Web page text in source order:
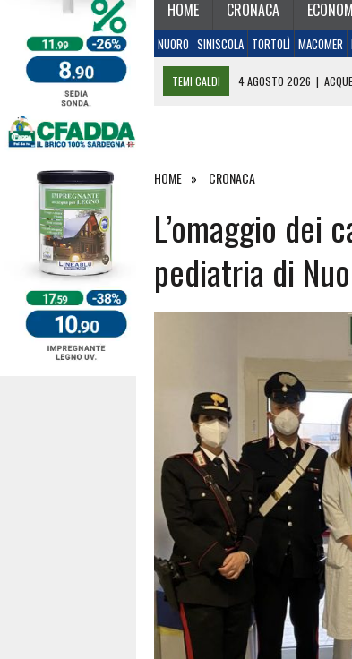
HOME CRONACA
NUORO SINISCOLA TORTOLÌ MACOMER
TEMI CALDI 4 AGOSTO 2026 |
26 LUGLIO 2026
|
HOME CRONACA
L’omaggio dei
pediatria di